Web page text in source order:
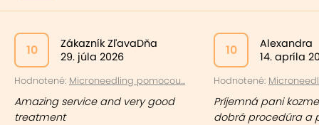
10
Zákazník ZľavaDňa
29. júla 2026
Hodnotené: Microneedling pomocou...
Amazing service and very good
treatment
10
Alexandra
14. apríla
Hodnotené:
Príjemná pani
dobrá procedúra a